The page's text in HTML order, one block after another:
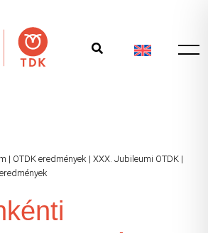
| OTDK eredmények | XXX. Jubileumi OTDK |